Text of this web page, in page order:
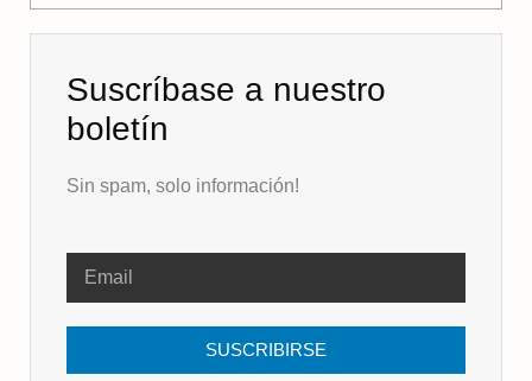
Suscríbase a nuestro
boletín
Sin spam, solo información!
SUSCRIBIRSE